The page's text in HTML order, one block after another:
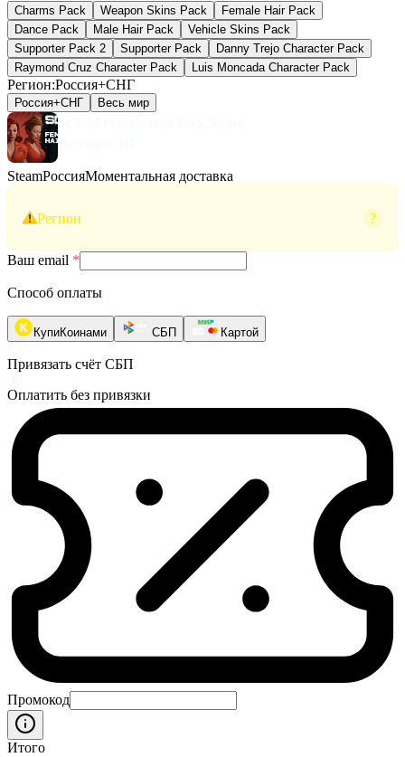
Charms Pack Weapon Skins Pack
Female Hair Pack
Dance Pack
Male Hair Pack
Vehicle Skins Pack
Supporter Pack 2
Supporter Pack
Danny Trejo Character Pack
Raymond Cruz Character Pack
Luis Moncada Character Pack
Регион:Россия+СНГ
Россия+СНГ Весь мир
SteamРоссияМоментальная доставка
Регион ?
Ваш email *
Способ оплаты
КупиКоинами СБП Картой
Привязать счёт СБП
Оплатить без привязки
Промокод
Итого